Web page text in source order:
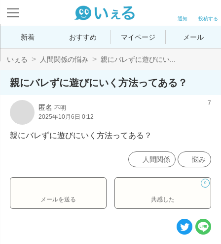
投稿する
通知
新着 おすすめ マイページ メール
いぇる 人間関係の悩み 親にバレずに遊びにい...
親にバレずに遊びにいく方法ってある？
匿名 不明
2025年10月6日 0:12
7
親にバレずに遊びにいく方法ってある？
人間関係 悩み
メールを送る
0
共感した